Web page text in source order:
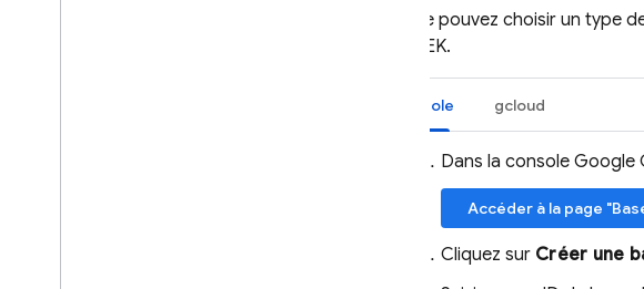
Vous ne pouvez choisir un type
les CMEK.
Console gcloud
Dans la console Google
Accéder à la page
Cliquez sur Créer une